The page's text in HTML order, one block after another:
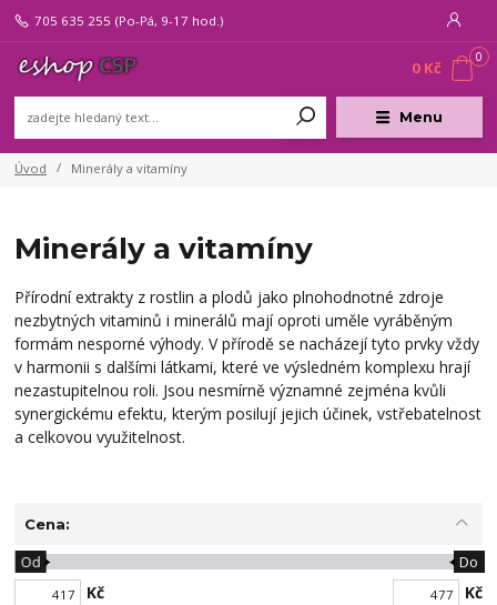
Menu
705 635 255 (Po-Pá, 9-17 hod.)
0
0 Kč
Úvod Minerály a vitamíny
Minerály a vitamíny
Přírodní extrakty z rostlin a plodů jako plnohodnotné zdroje
nezbytných vitaminů i minerálů mají oproti uměle vyráběným
formám nesporné výhody. V přírodě se nacházejí tyto prvky vždy
v harmonii s dalšími látkami, které ve výsledném komplexu hrají
nezastupitelnou roli. Jsou nesmírně významné zejména kvůli
synergickému efektu, kterým posilují jejich účinek, vstřebatelnost
a celkovou využitelnost.
Cena:
Kč
Od Do
Kč